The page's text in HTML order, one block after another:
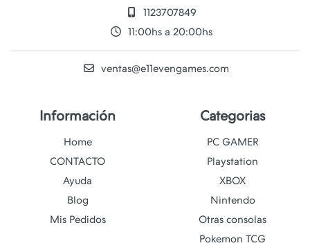
1123707849
11:00hs a 20:00hs
ventas@e11evengames.com
Información
Home
CONTACTO
Ayuda
Blog
Mis Pedidos
Categorias
PC GAMER
Playstation
XBOX
Nintendo
Otras consolas
Pokemon TCG